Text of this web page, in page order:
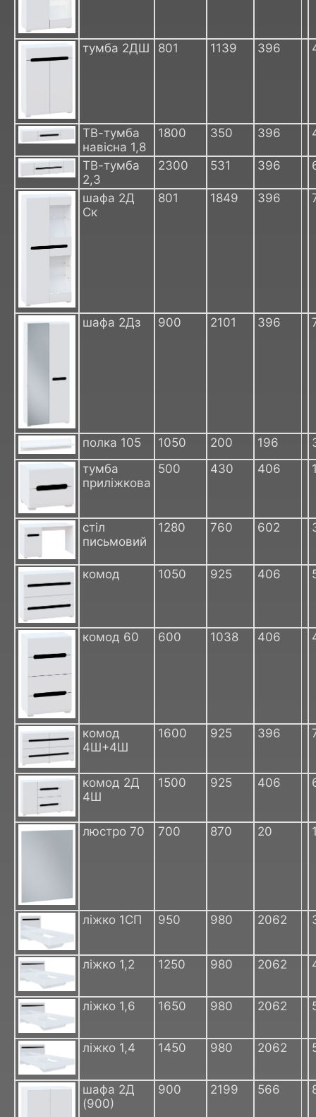
тумба 2ДШ 801 1139 396
ТВ-тумба
навісна 1,8
1800 350 396
ТВ-тумба
2,3
2300 531 396
шафа 2Д
Ск
801 1849 396
шафа 2Дз 900 2101 396
полка 105 1050 200 196
тумба
приліжкова
500 430 406
стіл
письмовий
1280 760 602
комод 1050 925 406
комод 60 600 1038 406
комод
4Ш+4Ш
1600 925 396
комод 2Д
4Ш
1500 925 406
люстро 70 700 870 20
ліжко 1СП 950 980 2062
ліжко 1,2 1250 980 2062
ліжко 1,6 1650 980 2062
ліжко 1,4 1450 980 2062
шафа 2Д
(900)
900 2199 566